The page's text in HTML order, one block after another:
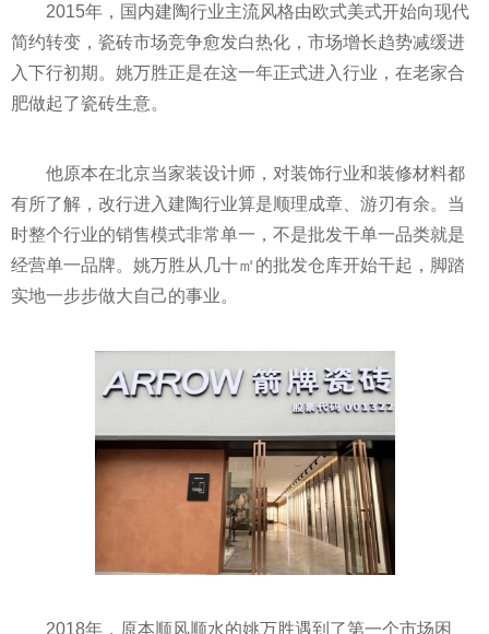
2015年，国内建陶行业主流风格由欧式美式开始向现代
简约转变，瓷砖市场竞争愈发白热化，市场增长趋势减缓进
入下行初期。姚万胜正是在这一年正式进入行业，在老家合
肥做起了瓷砖生意。
他原本在北京当家装设计师，对装饰行业和装修材料都
有所了解，改行进入建陶行业算是顺理成章、游刃有余。当
时整个行业的销售模式非常单一，不是批发干单一品类就是
经营单一品牌。姚万胜从几十㎡的批发仓库开始干起，脚踏
实地一步步做大自己的事业。
2018年，原本顺风顺水的姚万胜遇到了第一个市场困